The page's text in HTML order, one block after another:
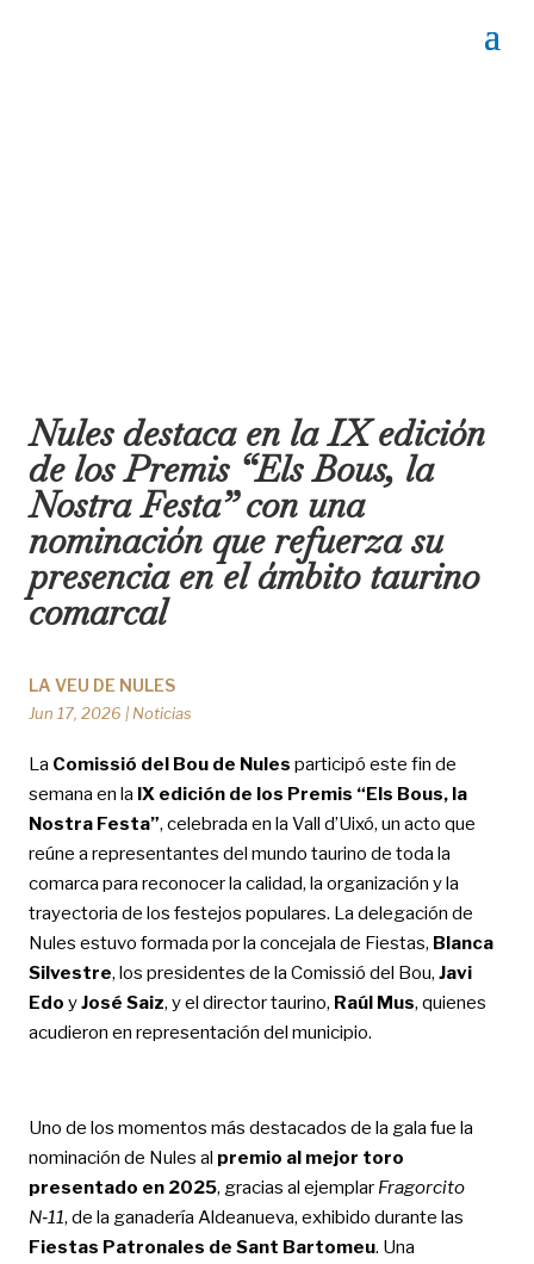
Nules destaca en la IX edición
de los Premis “Els Bous, la
Nostra Festa” con una
nominación que refuerza su
presencia en el ámbito taurino
comarcal
LA VEU DE NULES
Jun 17, 2026 | Noticias
La Comissió del Bou de Nules participó este fin de
semana en la IX edición de los Premis “Els Bous, la
Nostra Festa”, celebrada en la Vall d’Uixó, un acto que
reúne a representantes del mundo taurino de toda la
comarca para reconocer la calidad, la organización y la
trayectoria de los festejos populares. La delegación de
Nules estuvo formada por la concejala de Fiestas, Blanca
Silvestre, los presidentes de la Comissió del Bou, Javi
Edo yJosé Saiz, y el director taurino, Raúl Mus, quienes
acudieron en representación del municipio.
Uno de los momentos más destacados de la gala fue la
nominación de Nules al premio al mejor toro
presentado en 2025, gracias al ejemplar Fragorcito
N‑11, de la ganadería Aldeanueva, exhibido durante las
Fiestas Patronales de Sant Bartomeu. Una